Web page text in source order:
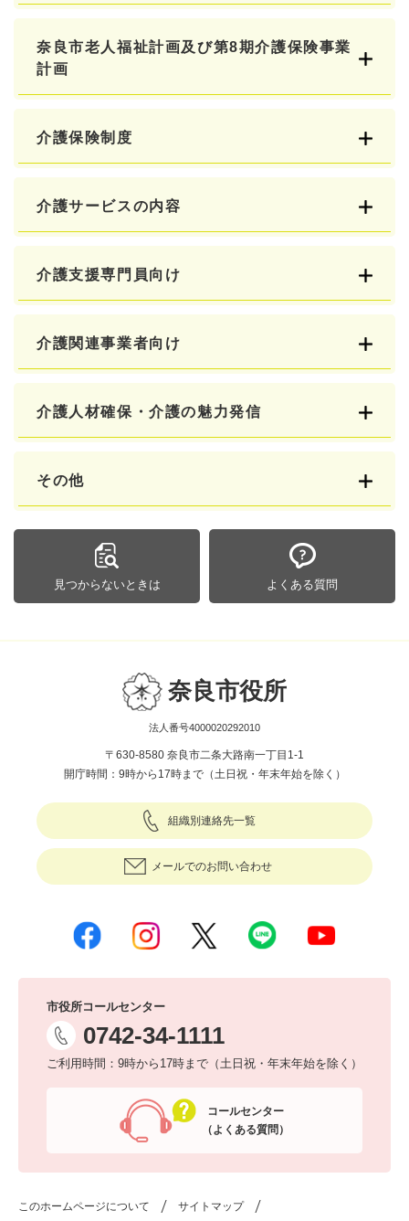
奈良市老人福祉計画及び第8期介護保険事業
計画
介護保険制度
介護サービスの内容
介護支援専門員向け
介護関連事業者向け
介護人材確保・介護の魅力発信
その他
見つからないときは よくある質問
奈良市役所
法人番号4000020292010
〒630-8580 奈良市二条大路南一丁目1-1
開庁時間：9時から17時まで（土日祝・年末年始を除く）
組織別連絡先一覧
メールでのお問い合わせ
市役所コールセンター
0742-34-1111
ご利用時間：9時から17時まで（土日祝・年末年始を除く）
コールセンター
（よくある質問）
このホームページについて サイトマップ